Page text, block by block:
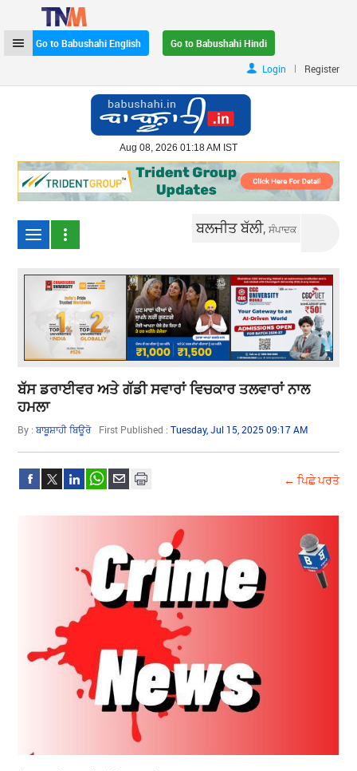
Go to Babushahi English
Go to Babushahi Hindi
Login
| Register
Aug 08, 2026 01:18 AM IST
ਬਲਜੀਤ ਬੱਲੀ,ਸੰਪਾਦਕ
ਬੱਸ ਡਰਾਈਵਰ ਅਤੇ ਗੱਡੀ ਸਵਾਰਾਂ ਵਿਚਕਾਰ ਤਲਵਾਰਾਂ ਨਾਲ
ਹਮਲਾ
By :ਬਾਬੂਸ਼ਾਹੀ ਬਿਊਰੋ First Published :Tuesday, Jul 15, 2025 09:17 AM
← ਪਿਛੇ ਪਰਤੋ